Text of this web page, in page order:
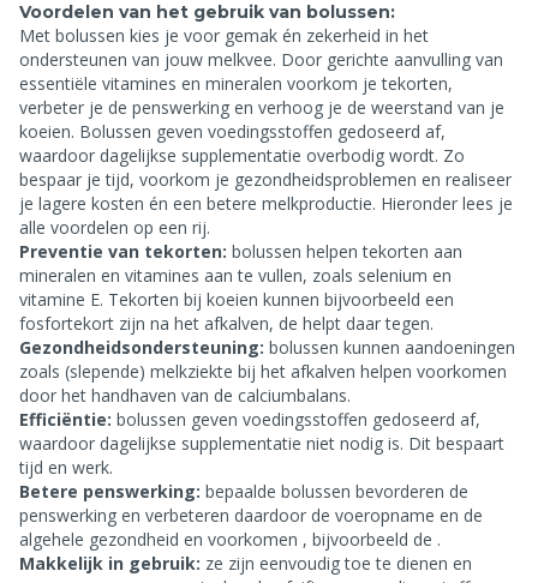
Voordelen van het gebruik van bolussen:
Met bolussen kies je voor gemak én zekerheid in het
ondersteunen van jouw melkvee. Door gerichte aanvulling van
essentiële vitamines en mineralen voorkom je tekorten,
verbeter je de penswerking en verhoog je de weerstand van je
koeien. Bolussen geven voedingsstoffen gedoseerd af,
waardoor dagelijkse supplementatie overbodig wordt. Zo
bespaar je tijd, voorkom je gezondheidsproblemen en realiseer
je lagere kosten én een betere melkproductie. Hieronder lees je
alle voordelen op een rij.
Preventie van tekorten: bolussen helpen tekorten aan
mineralen en vitamines aan te vullen, zoals selenium en
vitamine E. Tekorten bij koeien kunnen bijvoorbeeld een
fosfortekort zijn na het afkalven, de helpt daar tegen.
Gezondheidsondersteuning: bolussen kunnen aandoeningen
zoals (slepende) melkziekte bij het afkalven helpen voorkomen
door het handhaven van de calciumbalans.
Efficiëntie: bolussen geven voedingsstoffen gedoseerd af,
waardoor dagelijkse supplementatie niet nodig is. Dit bespaart
tijd en werk.
Betere penswerking: bepaalde bolussen bevorderen de
penswerking en verbeteren daardoor de voeropname en de
algehele gezondheid en voorkomen , bijvoorbeeld de .
Makkelijk in gebruik: ze zijn eenvoudig toe te dienen en